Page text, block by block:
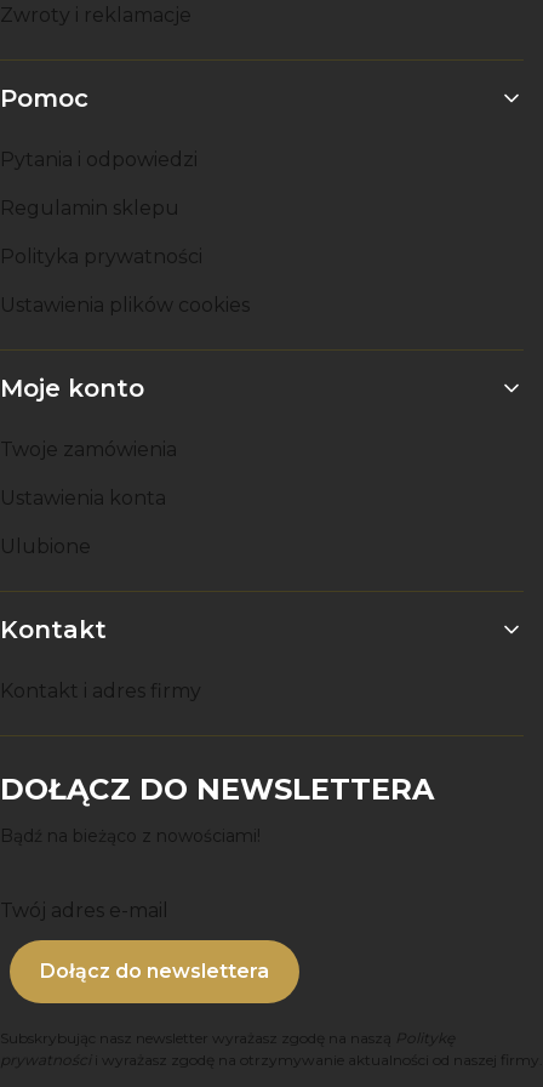
Zwroty i reklamacje
Pomoc
Pytania i odpowiedzi
Regulamin sklepu
Polityka prywatności
Ustawienia plików cookies
Moje konto
Twoje zamówienia
Ustawienia konta
Ulubione
Kontakt
Kontakt i adres firmy
DOŁĄCZ DO NEWSLETTERA
Bądź na bieżąco z nowościami!
Twój adres e-mail
Dołącz do newslettera
Subskrybując nasz newsletter wyrażasz zgodę na naszą Politykę
prywatności
i wyrażasz zgodę na otrzymywanie aktualności od naszej firmy.